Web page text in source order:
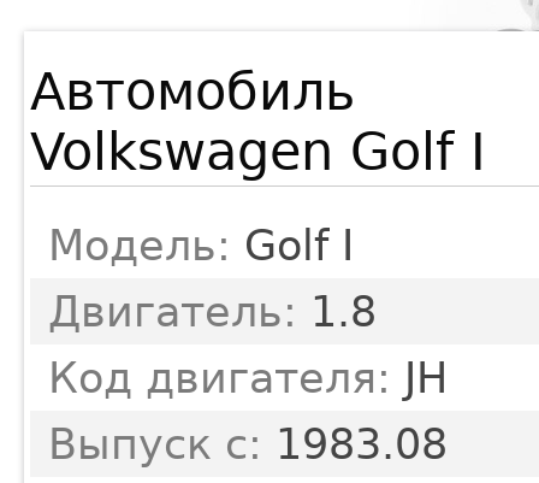
Автомобиль
Volkswagen Golf I
Модель: Golf I
Двигатель: 1.8
Код двигателя: JH
Выпуск с: 1983.08